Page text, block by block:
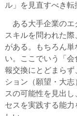
ル」を見直すべき転
ある大手企業のエ
スキルを問われた
がある。もちろん
い。ここでいう「
報交換にとどまら
ション（願望・大
スの可能性を見出
セスを実践する能